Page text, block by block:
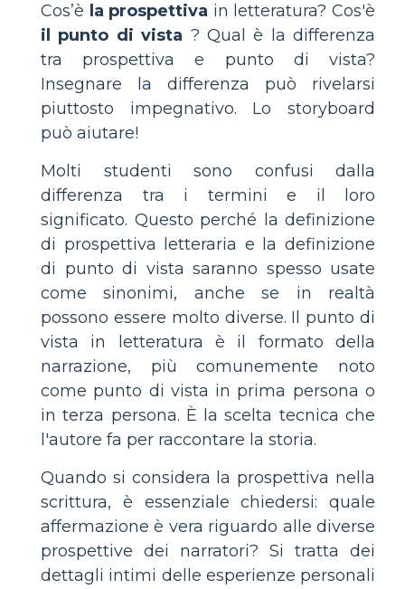
Cos’è la prospettiva in letteratura? Cos'è
il punto di vista ? Qual è la differenza
tra prospettiva e punto di vista?
Insegnare la differenza può rivelarsi
piuttosto impegnativo. Lo storyboard
può aiutare!
Molti studenti sono confusi dalla
differenza tra i termini e il loro
significato. Questo perché la definizione
di prospettiva letteraria e la definizione
di punto di vista saranno spesso usate
come sinonimi, anche se in realtà
possono essere molto diverse. Il punto di
vista in letteratura è il formato della
narrazione, più comunemente noto
come punto di vista in prima persona o
in terza persona. È la scelta tecnica che
l'autore fa per raccontare la storia.
Quando si considera la prospettiva nella
scrittura, è essenziale chiedersi: quale
affermazione è vera riguardo alle diverse
prospettive dei narratori? Si tratta dei
dettagli intimi delle esperienze personali